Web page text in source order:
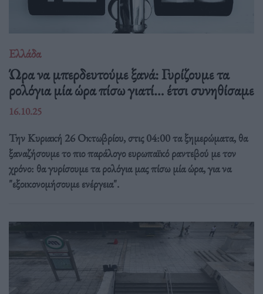
Ελλάδα
Ώρα να μπερδευτούμε ξανά: Γυρίζουμε τα
ρολόγια μία ώρα πίσω γιατί… έτσι συνηθίσαμε
16.10.25
Την Κυριακή 26 Οκτωβρίου, στις 04:00 τα ξημερώματα, θα
ξαναζήσουμε το πιο παράλογο ευρωπαϊκό ραντεβού με τον
χρόνο: θα γυρίσουμε τα ρολόγια μας πίσω μία ώρα, για να
"εξοικονομήσουμε ενέργεια".